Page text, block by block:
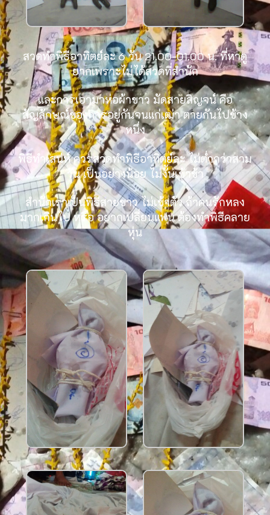
สวดทำพิธีอาทิตย์ละ 6 วัน 21.00-01.00 น. ที่หาดู
ยากเพราะไม่ได้สวดที่สำนัก
และการเอามาห่อผ้าขาว มัดสายสิญจน์ คือ
สัญลักษณ์ของการอยู่กันจนแก่เฒ่า ตายกันไปข้าง
หนึ่ง
พิธีทำเสน่ห์ ควรสวดทำพิธีอาทิตย์ละ ไม่ต่ำกว่าสาม
วัน เป็นอย่างน้อย ไม่งั้นเข้าช้า
สำนักเราเป็นพิธีสายขาว ไม่เข้าตัว ถ้าคนรักหลง
มากเกินไป หรือ อยากเปลี่ยนแฟน ต้องทำพิธีคลาย
หุ่น